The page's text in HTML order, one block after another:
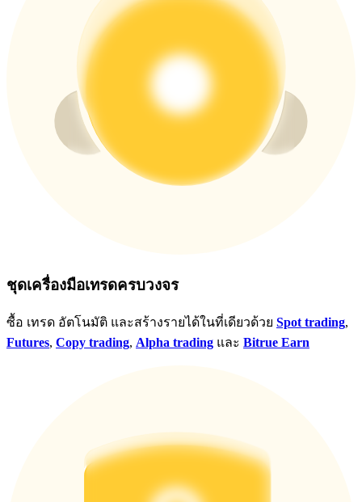
ชุดเครื่องมือเทรดครบวงจร
ซื้อ เทรด อัตโนมัติ และสร้างรายได้ในที่เดียวด้วย Spot trading,
Futures, Copy trading, Alpha trading และ Bitrue Earn